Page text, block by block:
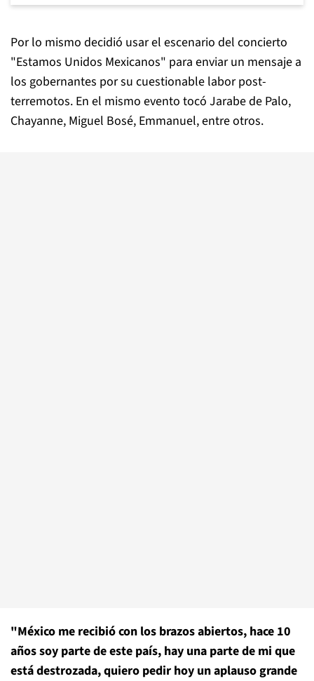
Por lo mismo decidió usar el escenario del concierto
"Estamos Unidos Mexicanos" para enviar un mensaje a
los gobernantes por su cuestionable labor post-
terremotos. En el mismo evento tocó Jarabe de Palo,
Chayanne, Miguel Bosé, Emmanuel, entre otros.
"México me recibió con los brazos abiertos, hace 10
años soy parte de este país, hay una parte de mi que
está destrozada, quiero pedir hoy un aplauso grande